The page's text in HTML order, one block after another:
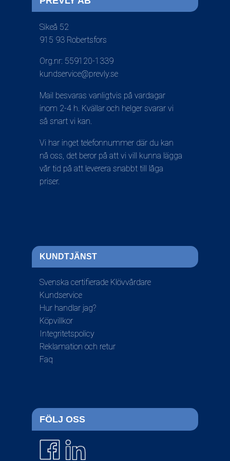
Sikeå 52
915 93 Robertsfors
Org.nr: 559120-1339
kundservice@prevly.se
Mail besvaras vanligtvis på vardagar
inom 2-4 h. Kvällar och helger svarar vi
så snart vi kan.
Vi har inget telefonnummer där du kan
nå oss, det beror på att vi vill kunna lägga
vår tid på att leverera snabbt till låga
priser.
KUNDTJÄNST
Svenska certifierade Klövvårdare
Kundservice
Hur handlar jag?
Köpvillkor
Integritetspolicy
Reklamation och retur
Faq
FÖLJ OSS